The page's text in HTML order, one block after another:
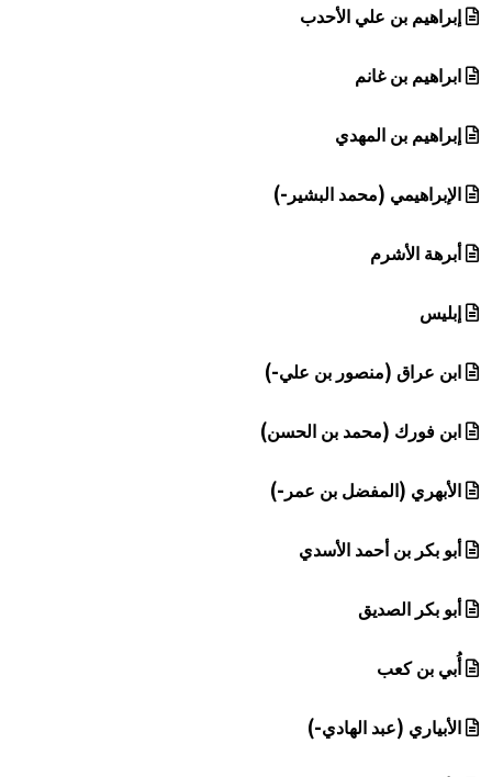
إبراهيم بن علي الأحدب
ابراهيم بن غانم
إبراهيم بن المهدي
الإبراهيمي (محمد البشير-)
أبرهة الأشرم
إبليس
ابن عراق (منصور بن علي-)
ابن فورك (محمد بن الحسن)
الأبهري (المفضل بن عمر-)
أبو بكر بن أحمد الأسدي
أبو بكر الصديق
أُبي بن كعب
الأبياري (عبد الهادي-)